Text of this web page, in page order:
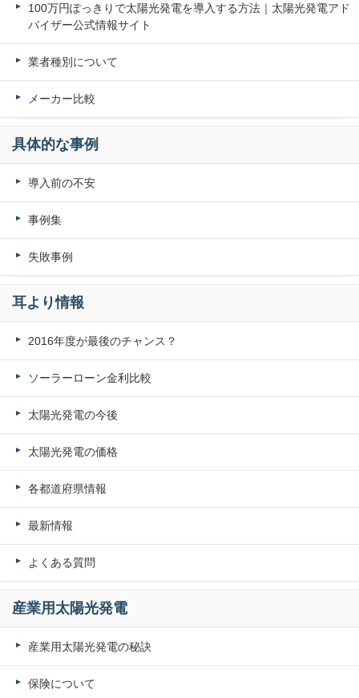
100万円ぽっきりで太陽光発電を導入する方法｜太陽光発電アド
バイザー公式情報サイト
業者種別について
メーカー比較
具体的な事例
導入前の不安
事例集
失敗事例
耳より情報
2016年度が最後のチャンス？
ソーラーローン金利比較
太陽光発電の今後
太陽光発電の価格
各都道府県情報
最新情報
よくある質問
産業用太陽光発電
産業用太陽光発電の秘訣
保険について